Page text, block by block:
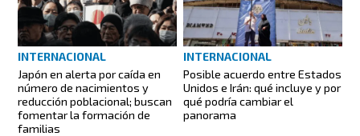
INTERNACIONAL
Japón en alerta por caída en
número de nacimientos y
reducción poblacional; buscan
fomentar la formación de
familias
INTERNACIONAL
Posible acuerdo entre Estados
Unidos e Irán: qué incluye y por
qué podría cambiar el
panorama